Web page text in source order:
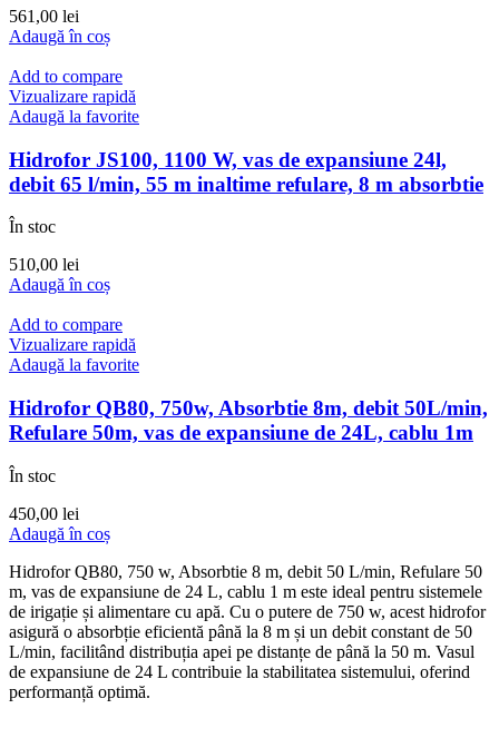
561,00 lei
Adaugă în coș
Add to compare
Vizualizare rapidă
Adaugă la favorite
Hidrofor JS100, 1100 W, vas de expansiune 24l,
debit 65 l/min, 55 m inaltime refulare, 8 m absorbtie
În stoc
510,00 lei
Adaugă în coș
Add to compare
Vizualizare rapidă
Adaugă la favorite
Hidrofor QB80, 750w, Absorbtie 8m, debit 50L/min,
Refulare 50m, vas de expansiune de 24L, cablu 1m
În stoc
450,00 lei
Adaugă în coș
Hidrofor QB80, 750 w, Absorbtie 8 m, debit 50 L/min, Refulare 50
m, vas de expansiune de 24 L, cablu 1 m este ideal pentru sistemele
de irigație și alimentare cu apă. Cu o putere de 750 w, acest hidrofor
asigură o absorbție eficientă până la 8 m și un debit constant de 50
L/min, facilitând distribuția apei pe distanțe de până la 50 m. Vasul
de expansiune de 24 L contribuie la stabilitatea sistemului, oferind
performanță optimă.